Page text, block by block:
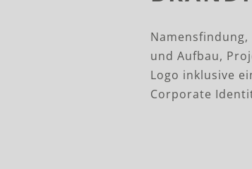
und Aufbau,
Logo inklusive
Corporate